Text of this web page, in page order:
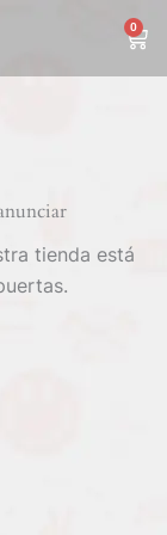
0
tienda está